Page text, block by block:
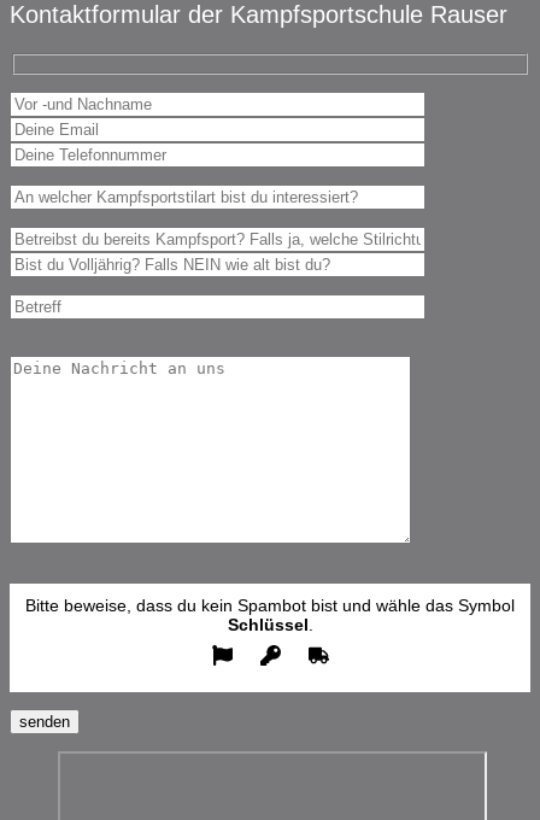
Kontaktformular der Kampfsportschule Rauser
lasse
dieses
Bitte beweise, dass du kein Spambot bist und wähle das Symbol
Schlüssel